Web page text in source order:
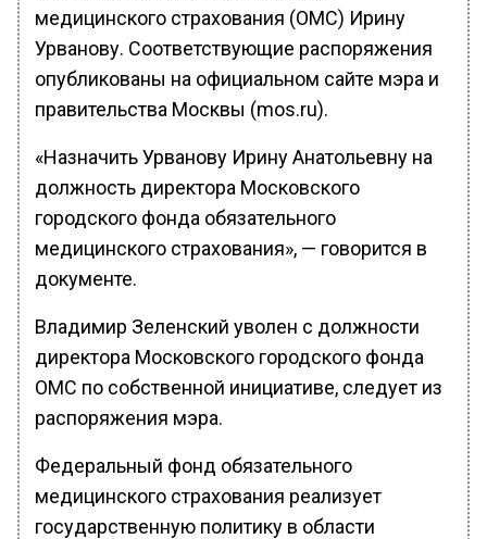
медицинского страхования (ОМС) Ирину
Урванову. Соответствующие распоряжения
опубликованы на официальном сайте мэра и
правительства Москвы (mos.ru).
«Назначить Урванову Ирину Анатольевну на
должность директора Московского
городского фонда обязательного
медицинского страхования», — говорится в
документе.
Владимир Зеленский уволен с должности
директора Московского городского фонда
ОМС по собственной инициативе, следует из
распоряжения мэра.
Федеральный фонд обязательного
медицинского страхования реализует
государственную политику в области